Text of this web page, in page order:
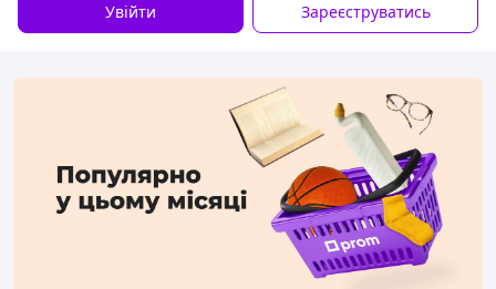
Увійти Зареєструватись